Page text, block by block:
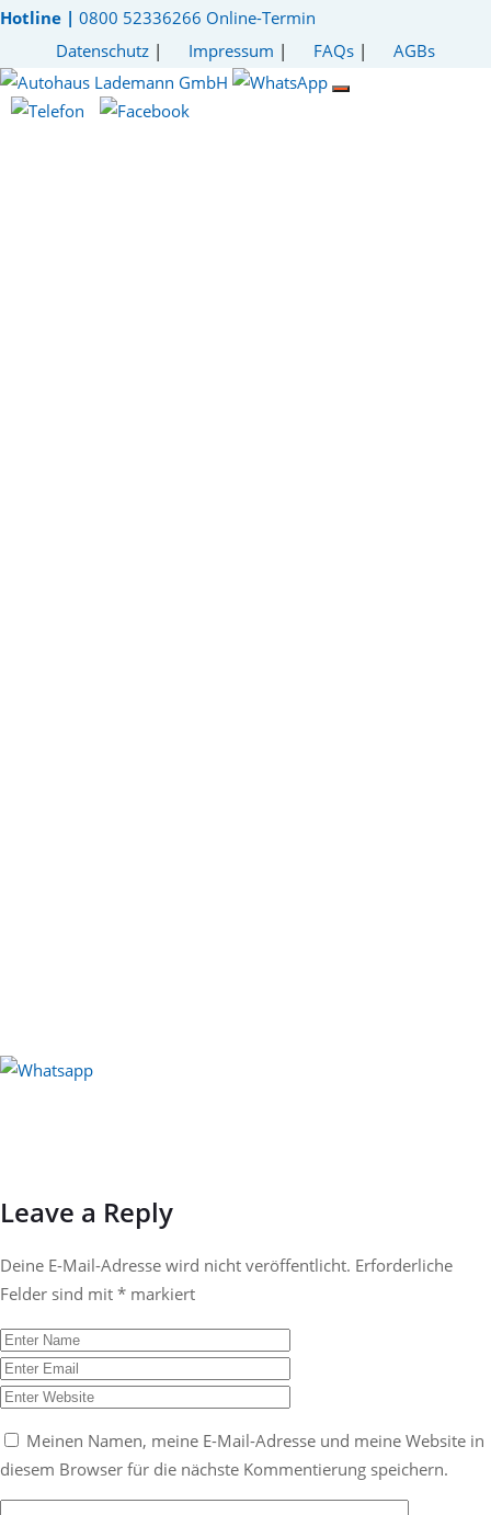
Hotline | 0800 52336266 Online-Termin
Datenschutz | Impressum | FAQs | AGBs
Leave a Reply
Deine E-Mail-Adresse wird nicht veröffentlicht. Erforderliche
Felder sind mit * markiert
Meinen Namen, meine E-Mail-Adresse und meine Website in
diesem Browser für die nächste Kommentierung speichern.